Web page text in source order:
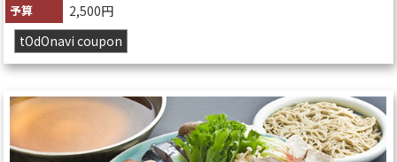
予算
2,500円
tOdOnavi coupon